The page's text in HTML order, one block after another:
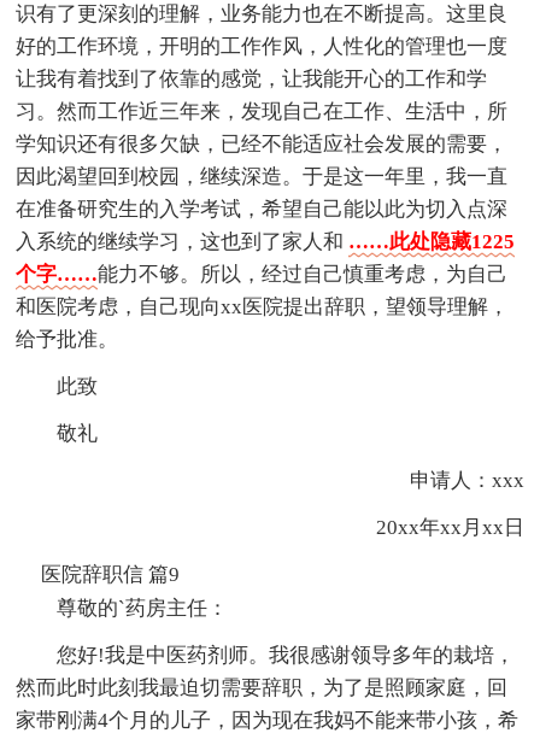
识有了更深刻的理解，业务能力也在不断提高。这里良
好的工作环境，开明的工作作风，人性化的管理也一度
让我有着找到了依靠的感觉，让我能开心的工作和学
习。然而工作近三年来，发现自己在工作、生活中，所
学知识还有很多欠缺，已经不能适应社会发展的需要，
因此渴望回到校园，继续深造。于是这一年里，我一直
在准备研究生的入学考试，希望自己能以此为切入点深
入系统的继续学习，这也到了家人和 ……此处隐藏1225
个字……能力不够。所以，经过自己慎重考虑，为自己
和医院考虑，自己现向xx医院提出辞职，望领导理解，
给予批准。
此致
敬礼
申请人：xxx
20xx年xx月xx日
医院辞职信 篇9
尊敬的`药房主任：
您好!我是中医药剂师。我很感谢领导多年的栽培，
然而此时此刻我最迫切需要辞职，为了是照顾家庭，回
家带刚满4个月的儿子，因为现在我妈不能来带小孩，希